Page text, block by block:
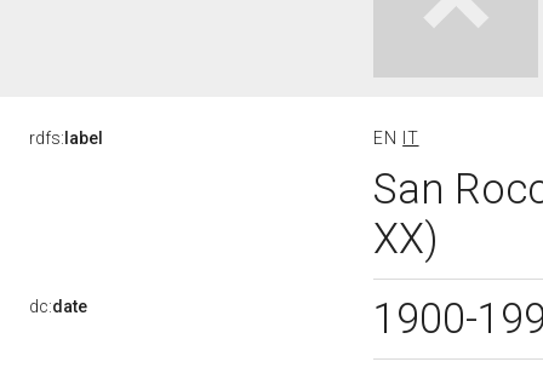
rdfs: label EN IT
San
XX)
dc:date 1900-